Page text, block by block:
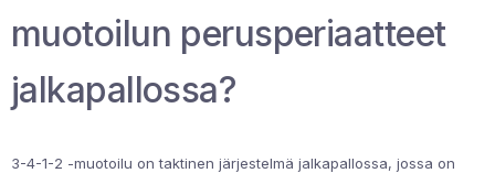
muotoilun perusperiaatteet
jalkapallossa?
3-4-1-2 -muotoilu on taktinen järjestelmä jalkapallossa, jossa on